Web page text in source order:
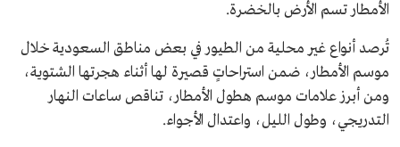
الأمطار تسم الأرض بالخضرة.
تُرصد أنواع غير محلية من الطيور في بعض مناطق السعودية خلال
موسم الأمطار، ضمن استراحاتٍ قصيرة لها أثناء هجرتها الشتوية،
ومن أبرز علامات موسم هطول الأمطار، تناقص ساعات النهار
التدريجي، وطول الليل، واعتدال الأجواء.